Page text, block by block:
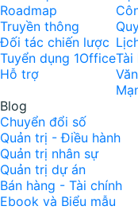
Roadmap
Truyền thông
Đối tác chiến lược
Tuyển dụng 1Office
Hỗ trợ
Tài
Blog
Chuyển đổi số
Quản trị - Điều hành
Quản trị nhân sự
Quản trị dự án
Bán hàng - Tài chính
Ebook và Biểu mẫu